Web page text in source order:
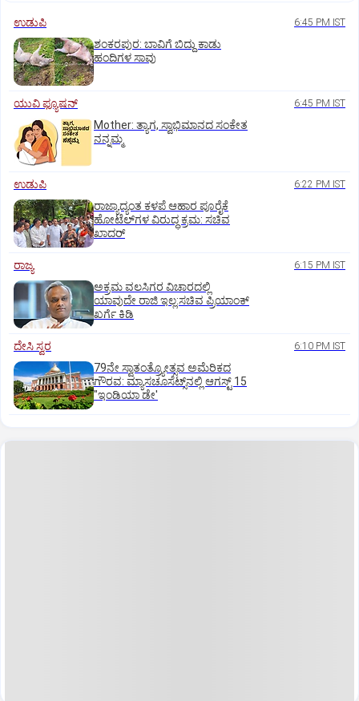
ಉಡುಪಿ 6:45 PM IST
ಶಂಕರಪುರ: ಬಾವಿಗೆ ಬಿದ್ದು ಕಾಡು
ಹಂದಿಗಳ ಸಾವು
ಯುವಿ ಫ್ಯೂಷನ್ 6:45 PM IST
Mother: ತ್ಯಾಗ, ಸ್ವಾಭಿಮಾನದ ಸಂಕೇತ
ನನ್ನಮ್ಮ
ಉಡುಪಿ 6:22 PM IST
ರಾಜ್ಯಾದ್ಯಂತ ಕಳಪೆ ಆಹಾರ ಪೂರೈಕೆ
ಹೋಟೆಲ್‌ಗಳ ವಿರುದ್ಧ ಕ್ರಮ: ಸಚಿವ
ಖಾದರ್
ರಾಜ್ಯ 6:15 PM IST
ಅಕ್ರಮ ವಲಸಿಗರ ವಿಚಾರದಲ್ಲಿ
ಯಾವುದೇ ರಾಜಿ ಇಲ್ಲ:ಸಚಿವ ಪ್ರಿಯಾಂಕ್
ಖರ್ಗೆ ಕಿಡಿ
ದೇಸಿ ಸ್ವರ 6:10 PM IST
79ನೇ ಸ್ವಾತಂತ್ರ್ಯೋತ್ಸವ ಅಮೆರಿಕದ
ಗೌರವ: ಮ್ಯಾಸಚೂಸೆಟ್ಸ್‌ನಲ್ಲಿ ಆಗಸ್ಟ್‌ 15
"ಇಂಡಿಯಾ ಡೇ'